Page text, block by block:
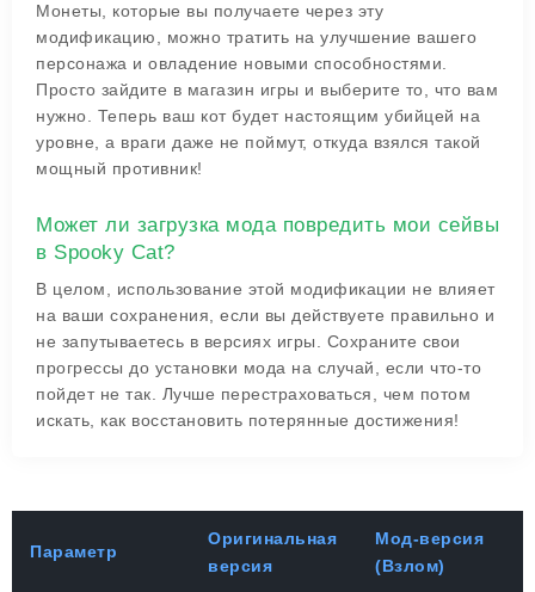
Монеты, которые вы получаете через эту
модификацию, можно тратить на улучшение вашего
персонажа и овладение новыми способностями.
Просто зайдите в магазин игры и выберите то, что вам
нужно. Теперь ваш кот будет настоящим убийцей на
уровне, а враги даже не поймут, откуда взялся такой
мощный противник!
Может ли загрузка мода повредить мои сейвы
в Spooky Cat?
В целом, использование этой модификации не влияет
на ваши сохранения, если вы действуете правильно и
не запутываетесь в версиях игры. Сохраните свои
прогрессы до установки мода на случай, если что-то
пойдет не так. Лучше перестраховаться, чем потом
искать, как восстановить потерянные достижения!
Параметр
Оригинальная
версия
Мод-версия
(Взлом)